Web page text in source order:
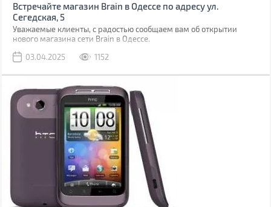
Встречайте магазин Brain в Одессе по адресу ул.
Сегедская, 5
Уважаемые клиенты, с радостью сообщаем вам об открытии
нового магазина сети Brain в Одессе.
03.04.2025
1152